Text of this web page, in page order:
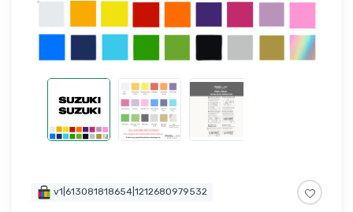
v1|613081818654|1212680979532